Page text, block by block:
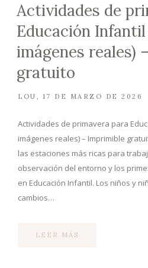
Actividades de
Educación
imágenes reales)
gratuito
LOU 17 DE MARZO DE 2026
Actividades de primavera para
imágenes reales) – Imprimible
las estaciones más ricas para
observación del entorno y los
en Educación Infantil. Los niños y
cambios…
LEER MÁS